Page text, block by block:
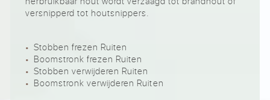
versnipperd tot houtsnippers.
Stobben frezen Ruiten
Boomstronk frezen Ruiten
Stobben verwijderen Ruiten
Boomstronk verwijderen Ruiten